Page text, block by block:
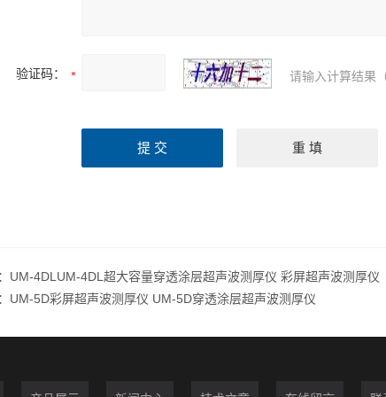
验证码： 请输入计算结果
UM-4DLUM-4DL超大容量穿透涂层超声波测厚仪 彩屏超声波测厚仪
UM-5D彩屏超声波测厚仪 UM-5D穿透涂层超声波测厚仪